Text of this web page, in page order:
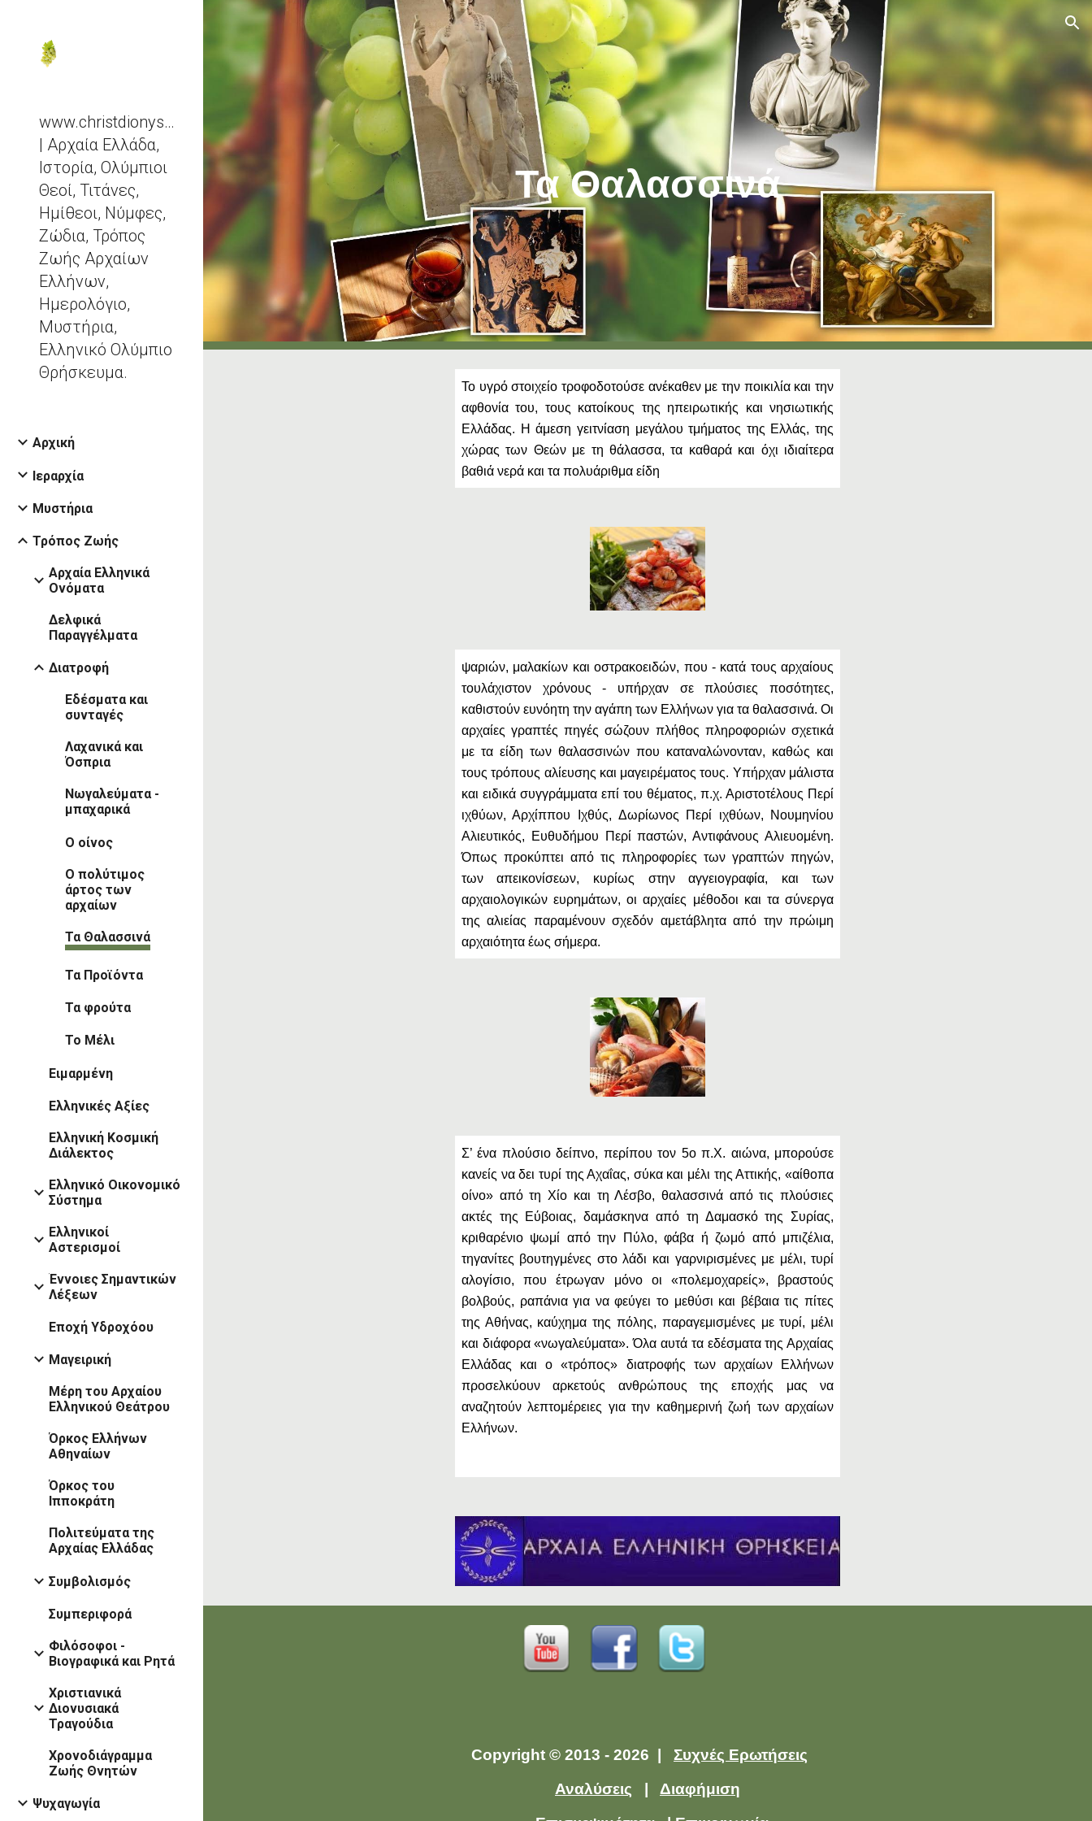
Skip to main content Skip to navigation
www.christdionysos.com
| Αρχαία Ελλάδα,
Ιστορία, Ολύμπιοι
Θεοί, Τιτάνες,
Ημίθεοι, Νύμφες,
Ζώδια, Τρόπος
Ζωής Αρχαίων
Ελλήνων,
Ημερολόγιο,
Μυστήρια,
Ελληνικό Ολύμπιο
Θρήσκευμα.
Αρχική
Ιεραρχία
Μυστήρια
Τρόπος Ζωής
Αρχαία Ελληνικά
Ονόματα
Δελφικά
Παραγγέλματα
Διατροφή
Εδέσματα και
συνταγές
Λαχανικά και
Όσπρια
Νωγαλεύματα -
μπαχαρικά
Ο οίνος
Ο πολύτιμος
άρτος των
αρχαίων
Τα Θαλασσινά
Τα Προϊόντα
Τα φρούτα
Το Μέλι
Ειμαρμένη
Ελληνικές Αξίες
Ελληνική Κοσμική
Διάλεκτος
Ελληνικό Οικονομικό
Σύστημα
Ελληνικοί
Αστερισμοί
Έννοιες Σημαντικών
Λέξεων
Εποχή Υδροχόου
Μαγειρική
Μέρη του Αρχαίου
Ελληνικού Θεάτρου
Όρκος Ελλήνων
Αθηναίων
Όρκος του
Ιπποκράτη
Πολιτεύματα της
Αρχαίας Ελλάδας
Συμβολισμός
Συμπεριφορά
Φιλόσοφοι -
Βιογραφικά και Ρητά
Χριστιανικά
Διονυσιακά
Τραγούδια
Χρονοδιάγραμμα
Ζωής Θνητών
Ψυχαγωγία
Τα Θαλασσινά
Το υγρό στοιχείο τροφοδοτούσε ανέκαθεν με την ποικιλία και την
αφθονία του, τους κατοίκους της ηπειρωτικής και νησιωτικής
Ελλάδας. Η άμεση γειτνίαση μεγάλου τμήματος της Ελλάς, της
χώρας των Θεών με τη θάλασσα, τα καθαρά και όχι ιδιαίτερα
βαθιά νερά και τα πολυάριθμα είδη
ψαριών, μαλακίων και οστρακοειδών, που - κατά τους αρχαίους
τουλάχιστον χρόνους - υπήρχαν σε πλούσιες ποσότητες,
καθιστούν ευνόητη την αγάπη των Ελλήνων για τα θαλασσινά. Οι
αρχαίες γραπτές πηγές σώζουν πλήθος πληροφοριών σχετικά
με τα είδη των θαλασσινών που καταναλώνονταν, καθώς και
τους τρόπους αλίευσης και μαγειρέματος τους. Υπήρχαν μάλιστα
και ειδικά συγγράμματα επί του θέματος, π.χ. Αριστοτέλους Περί
ιχθύων, Αρχίππου Ιχθύς, Δωρίωνος Περί ιχθύων, Νουμηνίου
Αλιευτικός, Ευθυδήμου Περί παστών, Αντιφάνους Αλιευομένη.
Όπως προκύπτει από τις πληροφορίες των γραπτών πηγών,
των απεικονίσεων, κυρίως στην αγγειογραφία, και των
αρχαιολογικών ευρημάτων, οι αρχαίες μέθοδοι και τα σύνεργα
της αλιείας παραμένουν σχεδόν αμετάβλητα από την πρώιμη
αρχαιότητα έως σήμερα.
Σ’ ένα πλούσιο δείπνο, περίπου τον 5ο π.Χ. αιώνα, μπορούσε
κανείς να δει τυρί της Αχαΐας, σύκα και μέλι της Αττικής, «αίθοπα
οίνο» από τη Χίο και τη Λέσβο, θαλασσινά από τις πλούσιες
ακτές της Εύβοιας, δαμάσκηνα από τη Δαμασκό της Συρίας,
κριθαρένιο ψωμί από την Πύλο, φάβα ή ζωμό από μπιζέλια,
τηγανίτες βουτηγμένες στο λάδι και γαρνιρισμένες με μέλι, τυρί
αλογίσιο, που έτρωγαν μόνο οι «πολεμοχαρείς», βραστούς
βολβούς, ραπάνια για να φεύγει το μεθύσι και βέβαια τις πίτες
της Αθήνας, καύχημα της πόλης, παραγεμισμένες με τυρί, μέλι
και διάφορα «νωγαλεύματα». Όλα αυτά τα εδέσματα της Αρχαίας
Ελλάδας και ο «τρόπος» διατροφής των αρχαίων Ελλήνων
προσελκύουν αρκετούς ανθρώπους της εποχής μας να
αναζητούν λεπτομέρειες για την καθημερινή ζωή των αρχαίων
Ελλήνων.
Copyright © 2013 - 2026 | Συχνές Ερωτήσεις
Αναλύσεις
Διαφήμιση